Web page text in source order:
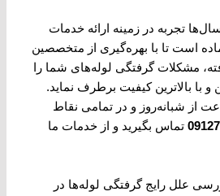
تجربه در زمینه ارائه خدمات
است تا با بهره‌گیری از متخصصین
مشکلات گرفتگی لوله‌های شما را
با بالاترین کیفیت برطرف نماید.
از شبانه‌روز و در تمامی نقاط
تماس بگیرید و از خدمات ما
علل رایج گرفتگی لوله‌ها در